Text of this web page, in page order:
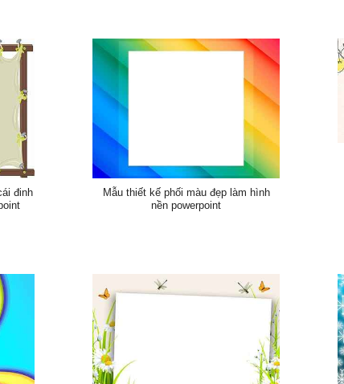
đinh
Mẫu thiết kế phối màu đẹp làm hình
nền powerpoint